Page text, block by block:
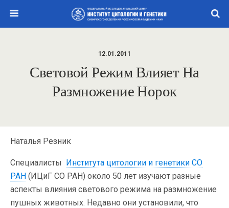
12.01.2011
Световой Режим Влияет На
Размножение Норок
Наталья Резник
Специалисты Института цитологии и генетики СО
РАН (ИЦиГ СО РАН) около 50 лет изучают разные
аспекты влияния светового режима на размножение
пушных животных. Недавно они установили, что